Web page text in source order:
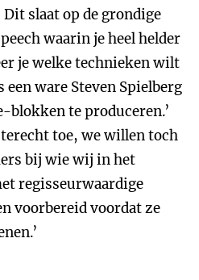
Dit slaat op de grondige
waarin je heel helder
je welke technieken wilt
een ware Steven Spielberg
te produceren.’
terecht toe, we willen toch
bij wie wij in het
regisseurwaardige
voorbereid voordat ze